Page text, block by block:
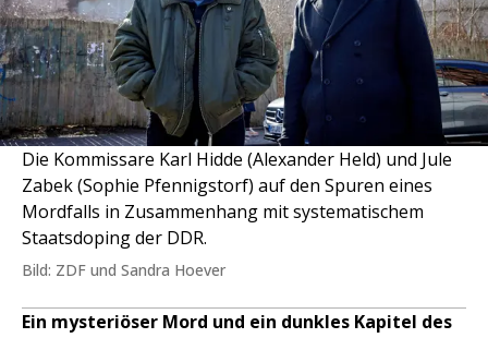
Die Kommissare Karl Hidde (Alexander Held) und Jule
Zabek (Sophie Pfennigstorf) auf den Spuren eines
Mordfalls in Zusammenhang mit systematischem
Staatsdoping der DDR.
Bild: ZDF und Sandra Hoever
Ein mysteriöser Mord und ein dunkles Kapitel des